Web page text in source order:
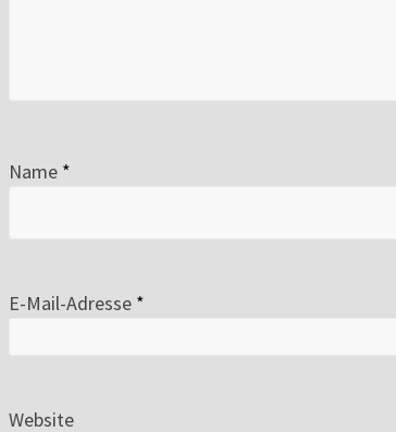
Name *
E-Mail-Adresse *
Website